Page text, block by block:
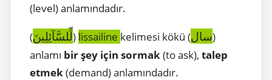
(level) anlamındadır.
(لِّلسَّآئِلِينَ) lissailine kelimesi kökü (سال)
anlamı bir şey için sormak(to ask), talep
etmek(demand) anlamındadır.